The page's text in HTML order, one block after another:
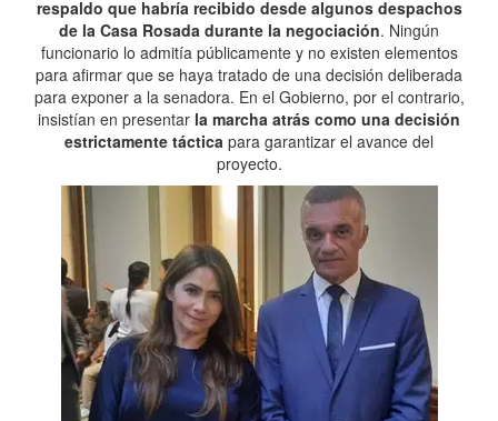
respaldo que habría recibido desde algunos despachos
de la Casa Rosada durante la negociación. Ningún
funcionario lo admitía públicamente y no existen elementos
para afirmar que se haya tratado de una decisión deliberada
para exponer a la senadora. En el Gobierno, por el contrario,
insistían en presentar la marcha atrás como una decisión
estrictamente táctica para garantizar el avance del
proyecto.